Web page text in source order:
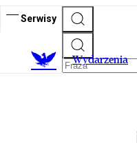
Serwisy
Wydarzenia